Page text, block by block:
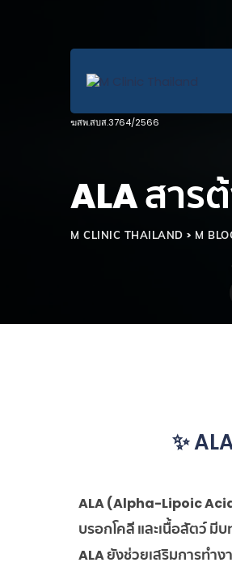
ALA สาร
M CLINIC THAILAND > M
✨
ALA (Alpha-Lipoic
บรอกโคลี และเนื้อสัตว์ มี
ALA ยังช่วยเสริมการทำง